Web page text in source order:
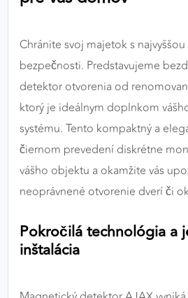
Chránite svoj majetok s
bezpečnosti. Predstavujeme
detektor otvorenia od
ktorý je ideálnym doplnkom
systému. Tento kompaktný a
čiernom prevedení diskrétne
vášho objektu a okamžite vás
neoprávnené otvorenie dverí či
Pokročilá technológia a
inštalácia
Google Analytics
MARKETINGOVÉ
Marketingové cookies sa
správania používateľov
stránkami. Umožňujú nám a
zobrazovať cielenú a
Google Ads